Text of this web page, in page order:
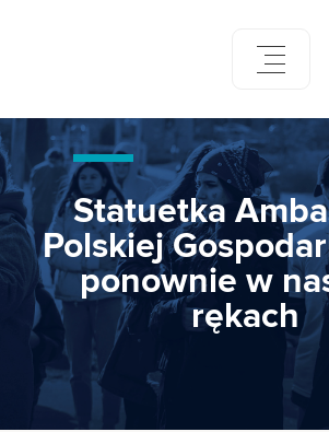
Statuetka
Polskiej
ponownie w
rękach